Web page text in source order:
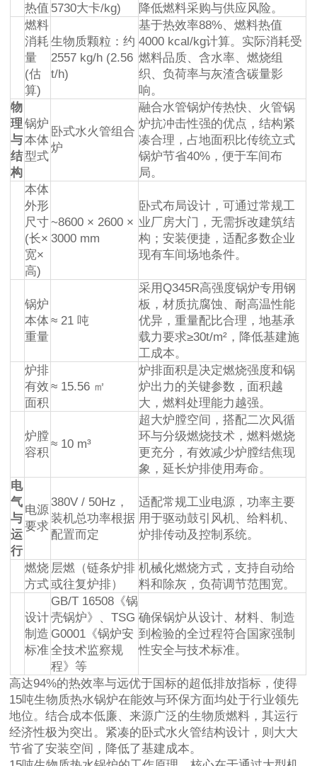
热值 5730大卡/kg)
降低燃料采购与供应风险。
燃料
消耗
量
(估
算)
生物质颗粒：约
2557 kg/h (2.56
t/h)
基于热效率88%、燃料热值
4000 kcal/kg计算。实际消耗受
燃料品质、含水率、燃烧组
织、负荷率与灰渣含碳量影
响。
物
理
与
结
构
锅炉
本体
型式
卧式水火管组合
炉
融合水管锅炉传热快、火管锅
炉抗冲击性强的优点，结构紧
凑合理，占地面积比传统立式
锅炉节省40%，便于车间布
局。
本体
外形
尺寸
(长×
宽×
高)
~8600 × 2600 ×
3000 mm
卧式布局设计，可通过常规工
业厂房大门，无需拆改建筑结
构；安装便捷，适配多数企业
现有车间场地条件。
锅炉
本体
重量
≈ 21 吨
采用Q345R高强度锅炉专用钢
板，材质抗腐蚀、耐高温性能
优异，重量配比合理，地基承
载力要求≥30t/m²，降低基建施
工成本。
炉排
有效
面积
≈ 15.56 ㎡
炉排面积是决定燃烧强度和锅
炉出力的关键参数，面积越
大，燃料处理能力越强。
炉膛
容积
≈ 10 m³
超大炉膛空间，搭配二次风循
环与分级燃烧技术，燃料燃烧
更充分，有效减少炉膛结焦现
象，延长炉排使用寿命。
电
气
与
运
行
电源
要求
380V / 50Hz，
装机总功率根据
配置而定
适配常规工业电源，功率主要
用于驱动鼓引风机、给料机、
炉排传动及控制系统。
燃烧
方式
层燃（链条炉排
或往复炉排）
机械化燃烧方式，支持自动给
料和除灰，负荷调节范围宽。
设计
制造
标准
GB/T 16508《锅
壳锅炉》、TSG
G0001《锅炉安
全技术监察规
程》等
确保锅炉从设计、材料、制造
到检验的全过程符合国家强制
性安全与技术标准。
高达94%的热效率与远优于国标的超低排放指标，使得
15吨生物质热水锅炉在能效与环保方面均处于行业领先
地位。结合成本低廉、来源广泛的生物质燃料，其运行
经济性极为突出。紧凑的卧式水火管结构设计，则大大
节省了安装空间，降低了基建成本。